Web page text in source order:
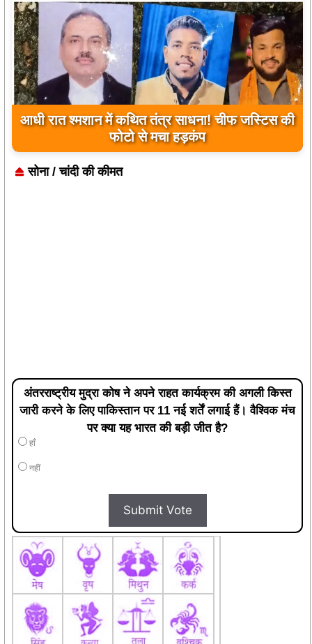
आधी रात श्मशान में कथित तंत्र साधना! चीफ जस्टिस की
फोटो से मचा हड़कंप
सोना / चांदी की कीमत
अंतरराष्ट्रीय मुद्रा कोष ने अपने राहत कार्यक्रम की अगली किस्त
जारी करने के लिए पाकिस्तान पर 11 नई शर्तें लगाई हैं। वैश्विक मंच
पर क्या यह भारत की बड़ी जीत है?
हाँ
नहीं
Submit Vote